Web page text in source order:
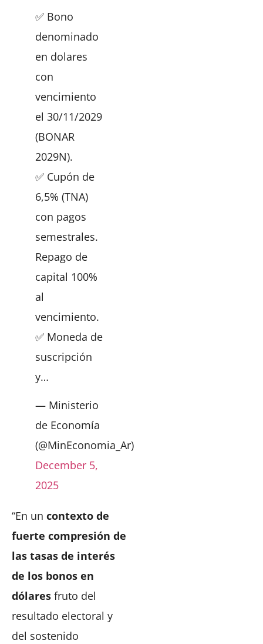
✅ Bono
denominado
en dolares
con
vencimiento
el 30/11/2029
(BONAR
2029N).
✅ Cupón de
6,5% (TNA)
con pagos
semestrales.
Repago de
capital 100%
al
vencimiento.
✅ Moneda de
suscripción
y…
— Ministerio
de Economía
(@MinEconomia_Ar)
December 5,
2025
“En un contexto de
fuerte compresión de
las tasas de interés
de los bonos en
dólares fruto del
resultado electoral y
del sostenido